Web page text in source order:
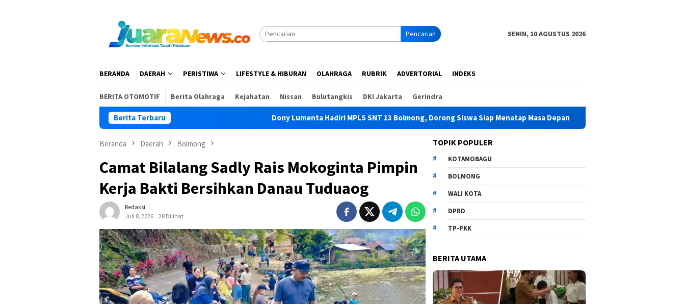
Pencarian SENIN, 10 AGUSTUS 2026
BERANDA DAERAH PERISTIWA LIFESTYLE & HIBURAN OLAHRAGA RUBRIK ADVERTORIAL INDEKS
BERITA OTOMOTIF Berita Olahraga Kejahatan Nissan Bulutangkis DKI Jakarta Gerindra
Berita Terbaru Dony Lumenta Hadiri MPLS SNT 13 Bolmong, Dorong Siswa Siap Menatap Masa Depan Kadis Pendidikan Bolmong Irlansyah
Beranda Daerah Bolmong
Camat Bilalang Sadly Rais Mokoginta Pimpin
Kerja Bakti Bersihkan Danau Tuduaog
Redaksi
Juli 8, 2026
28 Dilihat
TOPIK POPULER
KOTAMOBAGU
BOLMONG
WALI KOTA
DPRD
TP-PKK
BERITA UTAMA